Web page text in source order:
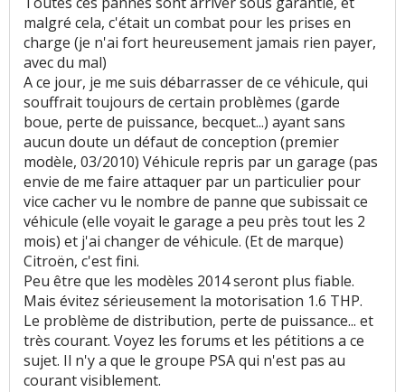
malgré cela, c'était un combat pour les prises en
charge (je n'ai fort heureusement jamais rien payer,
avec du mal)
A ce jour, je me suis débarrasser de ce véhicule, qui
souffrait toujours de certain problèmes (garde
boue, perte de puissance, becquet...) ayant sans
aucun doute un défaut de conception (premier
modèle, 03/2010) Véhicule repris par un garage (pas
envie de me faire attaquer par un particulier pour
vice cacher vu le nombre de panne que subissait ce
véhicule (elle voyait le garage a peu près tout les 2
mois) et j'ai changer de véhicule. (Et de marque)
Citroën, c'est fini.
Peu être que les modèles 2014 seront plus fiable.
Mais évitez sérieusement la motorisation 1.6 THP.
Le problème de distribution, perte de puissance... et
très courant. Voyez les forums et les pétitions a ce
sujet. Il n'y a que le groupe PSA qui n'est pas au
courant visiblement.